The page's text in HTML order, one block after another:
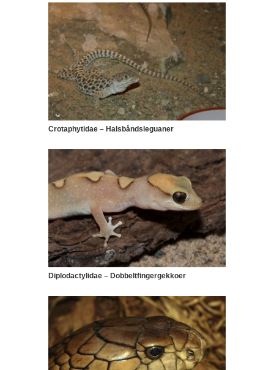
Crotaphytidae – Halsbåndsleguaner
Diplodactylidae – Dobbeltfingergekkoer